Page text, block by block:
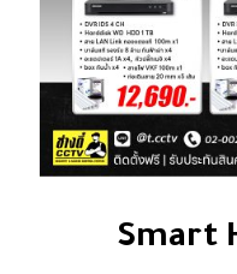
Smart